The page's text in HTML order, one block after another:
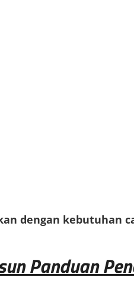
dengan kebutuhan
Panduan